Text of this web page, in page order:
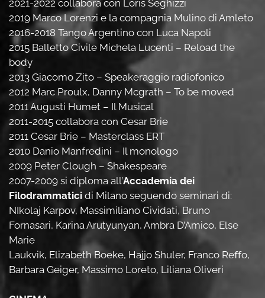
2021-2022 collabora con Loris Seghizzi
2019 Marco Lorenzi e la compagnia Mulino di Amleto
2016-2018 Tango Argentino con Luca Napoli
2015 Balletto Civile Michela Lucenti – Reload the
body
2013 Giacomo Zito – Speakeraggio radiofonico
2012 Marc Proulx, Danny Mcgrath – To be moved
2011 Augusti Humet – Il Musical
2011-2015 collabora con Cesar Brie
2011 Cesar Brie – Masterclass ERT
2010 Danio Manfredini – Il monologo
2009 Peter Clough – Shakespeare
2007-2009 si diploma all’Accademia dei
Filodrammatici di Milano seguendo seminari di:
NIkolaj Karpov, Massimiliano Cividati, Bruno
Fornasari, Karina Arutyunyan, Ambra D’Amico, Else
Marie
Laukvik, Elizabeth Boeke, Hajjo Shuler, Franco Reﬀo,
Barbara Geiger, Massimo Loreto, Liliana Oliveri